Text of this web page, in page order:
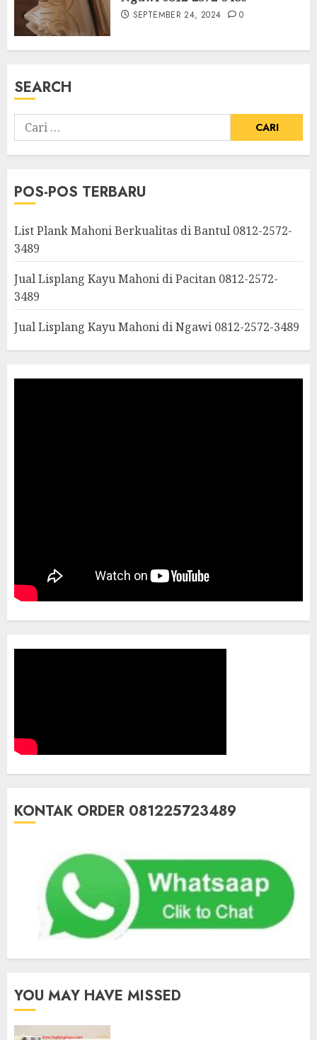
SEPTEMBER 24, 2024 0
SEARCH
POS-POS TERBARU
List Plank Mahoni Berkualitas di Bantul 0812-2572-
3489
Jual Lisplang Kayu Mahoni di Pacitan 0812-2572-
3489
Jual Lisplang Kayu Mahoni di Ngawi 0812-2572-3489
KONTAK ORDER 081225723489
YOU MAY HAVE MISSED